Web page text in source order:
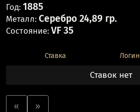
Год: 1885
Металл: Серебро 24,89 гр.
Состояние: VF 35
Ставка Логин
Ставок нет
« »